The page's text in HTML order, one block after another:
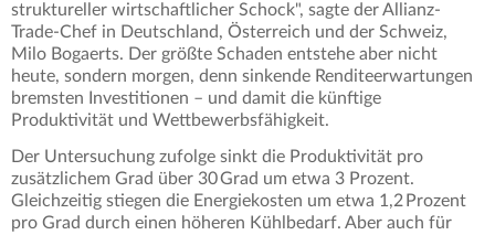
struktureller wirtschaftlicher Schock", sagte der Allianz-
Trade-Chef in Deutschland, Österreich und der Schweiz,
Milo Bogaerts. Der größte Schaden entstehe aber nicht
heute, sondern morgen, denn sinkende Renditeerwartungen
bremsten Investitionen – und damit die künftige
Produktivität und Wettbewerbsfähigkeit.
Der Untersuchung zufolge sinkt die Produktivität pro
zusätzlichem Grad über 30 Grad um etwa 3 Prozent.
Gleichzeitig stiegen die Energiekosten um etwa 1,2 Prozent
pro Grad durch einen höheren Kühlbedarf. Aber auch für